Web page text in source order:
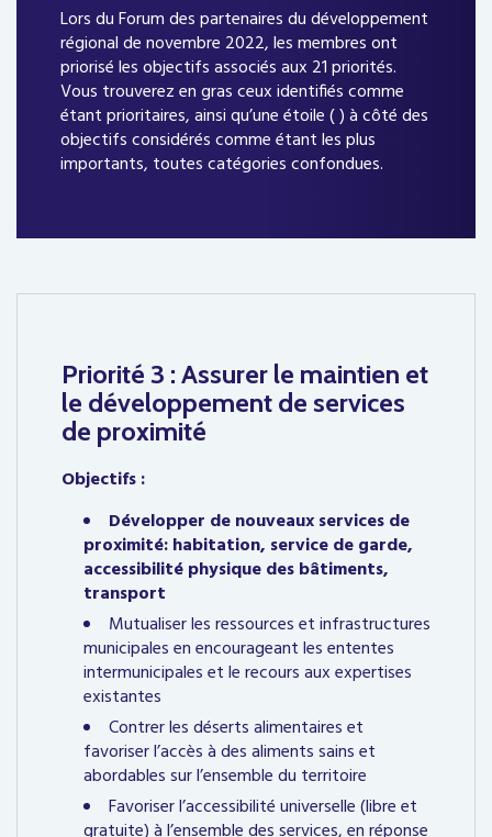
Lors du Forum des partenaires du développement
régional de novembre 2022, les membres ont
priorisé les objectifs associés aux 21 priorités.
Vous trouverez en gras ceux identifiés comme
étant prioritaires, ainsi qu’une étoile ( ) à côté des
objectifs considérés comme étant les plus
importants, toutes catégories confondues.
Priorité 3 : Assurer le maintien et
le développement de services
de proximité
Objectifs :
Développer de nouveaux services de
proximité: habitation, service de garde,
accessibilité physique des bâtiments,
transport
Mutualiser les ressources et infrastructures
municipales en encourageant les ententes
intermunicipales et le recours aux expertises
existantes
Contrer les déserts alimentaires et
favoriser l’accès à des aliments sains et
abordables sur l’ensemble du territoire
Favoriser l’accessibilité universelle (libre et
gratuite) à l’ensemble des services, en réponse